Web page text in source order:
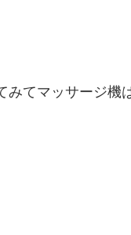
てマッサージ機